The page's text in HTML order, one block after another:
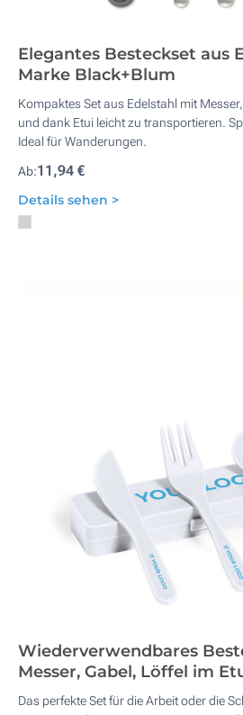
Elegantes Besteckset aus
Marke Black+Blum
Kompaktes Set aus Edelstahl mit
und dank Etui leicht zu transportieren.
Ideal für Wanderungen.
Ab:11,94 €
Details sehen >
Wiederverwendbares
Messer, Gabel, Löffel im
Das perfekte Set für die Arbeit oder die